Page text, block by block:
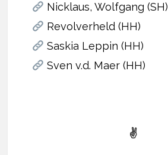
Nicklaus, Wolfgang (SH)
Revolverheld (HH)
Saskia Leppin (HH)
Sven v.d. Maer (HH)
✌